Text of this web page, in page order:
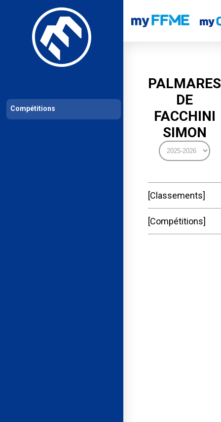
Les compétitions Calendrier de compétitions Classements
PALMARES
DE
FACCHINI
SIMON
Classements
Compétitions
Compétitions